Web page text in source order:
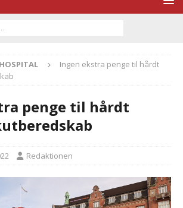
Ingen ekstra penge til hårdt
penge til hårdt
Redaktionen